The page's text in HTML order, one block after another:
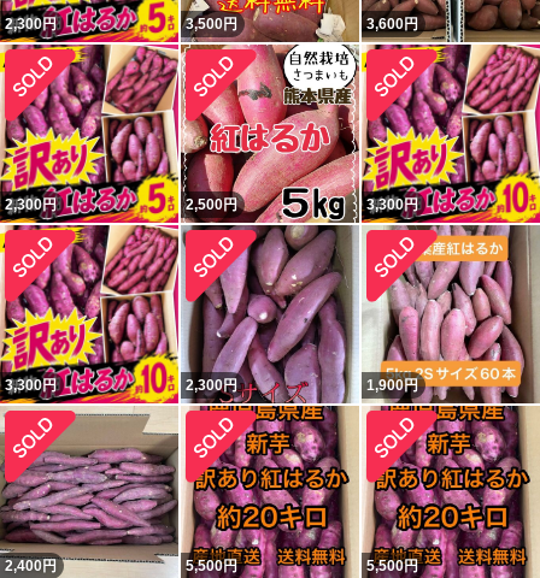
2,300円 3,500円 3,600円
2,300円 2,500円 3,300円
3,300円 2,300円 1,900円
2,400円 5,500円 5,500円